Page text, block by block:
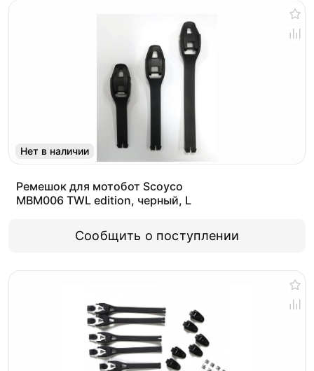
Нет в наличии
Ремешок для мотобот Scoyco
MBM006 TWL edition, черный, L
Сообщить о поступлении